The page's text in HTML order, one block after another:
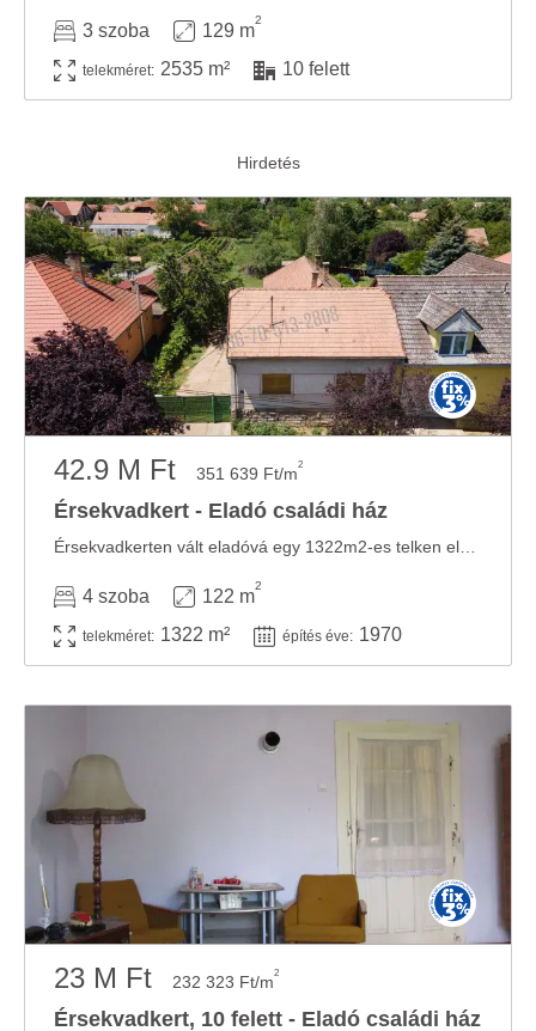
3 szoba 129 m
2
telekméret: 2535 m² 10 felett
42.9 M Ft 351 639 Ft/m2
Érsekvadkert - Eladó családi ház
4 szoba 122 m
2
telekméret: 1322 m² építés éve: 1970
23 M Ft 232 323 Ft/m2
Érsekvadkert, 10 felett - Eladó családi ház